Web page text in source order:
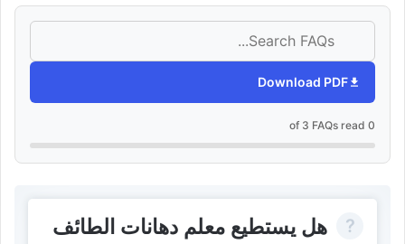
Download PDF
0 of 3 FAQs read
هل يستطيع معلم دهانات الطائف